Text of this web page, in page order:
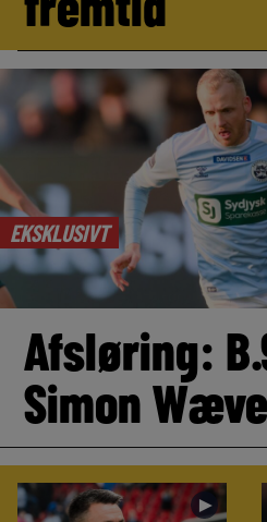
EKSKLUSIVT
Afsløring:
Simon
►